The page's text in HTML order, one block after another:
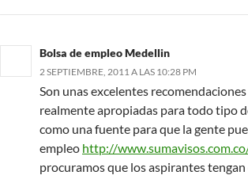
Bolsa de empleo Medellin
2 SEPTIEMBRE, 2011 A LAS 10:28 PM
Son unas excelentes
realmente apropiadas para todo tipo
como una fuente para que la gente
empleo http://
procuramos que los aspirantes